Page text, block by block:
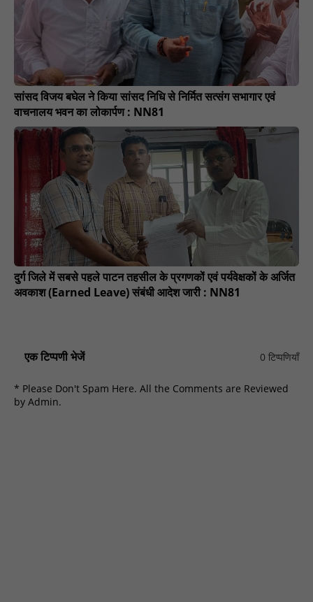
सांसद विजय बघेल ने किया सांसद निधि से निर्मित सत्संग सभागार एवं
वाचनालय भवन का लोकार्पण : NN81
दुर्ग जिले में सबसे पहले पाटन तहसील के प्रगणकों एवं पर्यवेक्षकों के अर्जित
अवकाश (Earned Leave) संबंधी आदेश जारी : NN81
एक टिप्पणी भेजें 0 टिप्पणियाँ
* Please Don't Spam Here. All the Comments are Reviewed
by Admin.